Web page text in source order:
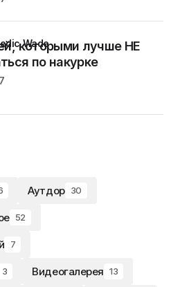
которыми лучше НЕ
по накурке
Wade
Аутдор 30
52
7
3 Видеогалерея 13